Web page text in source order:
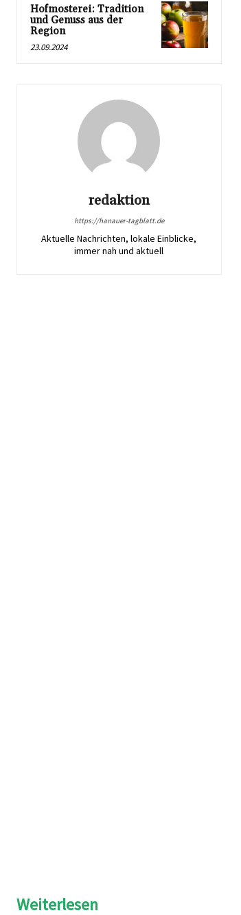
Hofmosterei: Tradition
und Genuss aus der
Region
23.09.2024
redaktion
https://hanauer-tagblatt.de
Aktuelle Nachrichten, lokale Einblicke,
immer nah und aktuell
Weiterlesen